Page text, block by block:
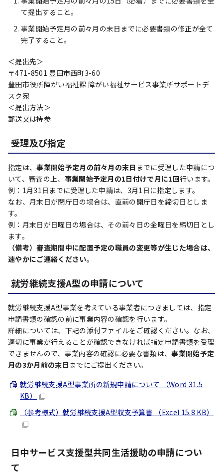
て提出すること。
事業開始予定月の前々月の末日までに必要書類の修正が全て
完了すること。
＜提出先＞
〒471-8501 豊田市西町3-60
豊田市役所障がい福祉課 障がい福祉サービス事業所サポートデ
スク宛
＜提出方法＞
郵送又は持参
受理及び指定
指定は、事業開始予定月の前々月の末日 までに受理した申請につ
いて、審査の上、 事業開始予定月の1日付けで月に1回行います。
例：1月31日までに受理した申請は、3月1日に指定します。
なお、月末日が閉庁日の場合は、直前の開庁日を締切日としま
す。
例：月末日が日曜日の場合は、その前々日の金曜日を締切日とし
ます。
（備考）審査期間中に配置予定の職員の変更等が生じた場合は、
速やかにご連絡ください。
就労継続支援A型の申請について
就労継続支援A型事業を考えている事業者につきましては、指定
申請書類の確認の前に事業内容の確認を行います。
詳細については、下記の添付ファイルをご確認ください。なお、
適切に事業が行えることが確認できなければ指定申請書類を受理
できませんので、事業内容の確認に必要な書類は、事業開始予定
月の3か月前の末日 までにご提出ください。
就労継続支援A型事業所の新規申請について （Word 31.5
KB）
（参考様式）就労継続支援A型収支予算書 （Excel 15.8 KB）
日中サービス支援型共同生活援助の申請につい
て